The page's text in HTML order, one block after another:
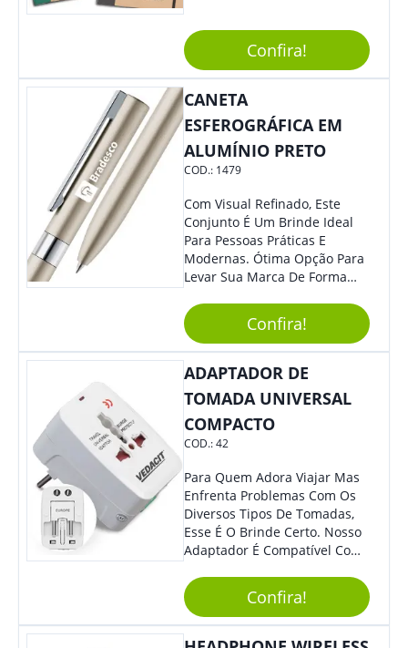
Elástico Permite Maior
Segurança Ao Carregá-Lo.
Ofereça A Seus Clientes E
Colaboradores, Sem Dúvidas
Eles Irão Adorar.
Confira!
CANETA
ESFEROGRÁFICA EM
ALUMÍNIO PRETO
COD.: 1479
Com Visual Refinado, Este
Conjunto É Um Brinde Ideal
Para Pessoas Práticas E
Modernas. Ótima Opção Para
Levar Sua Marca De Forma
Sua Empresa Em Eventos,
Reuniões Corporativas Ou Até
Mesmo Para Presentear
Colaboradores E Parceiros De
Confira!
ADAPTADOR DE
TOMADA UNIVERSAL
COMPACTO
COD.:42
Para Quem Adora Viajar Mas
Enfrenta Problemas Com Os
Diversos Tipos De Tomadas,
Esse É O Brinde Certo. Nosso
Adaptador É Compatível Com
Diferentes Países E Com
Todas As Tensões. Em
Tamanho Compacto, É
Perfeito Para Carregar Na
Confira!